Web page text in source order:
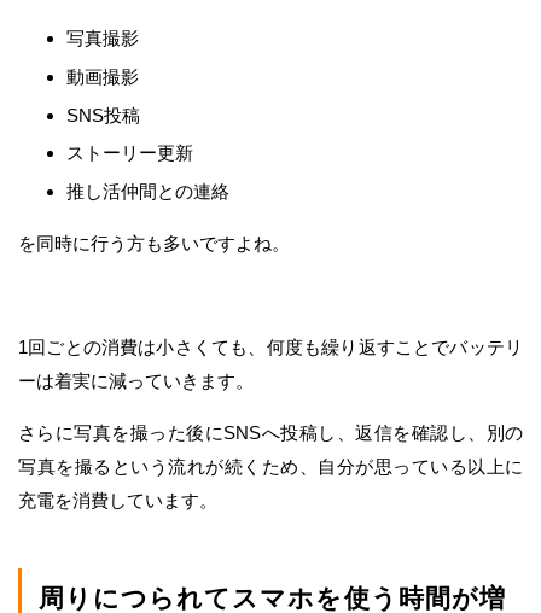
写真撮影
動画撮影
SNS投稿
ストーリー更新
推し活仲間との連絡
を同時に行う方も多いですよね。
1回ごとの消費は小さくても、何度も繰り返すことでバッテリ
ーは着実に減っていきます。
さらに写真を撮った後にSNSへ投稿し、返信を確認し、別の
写真を撮るという流れが続くため、自分が思っている以上に
充電を消費しています。
周りにつられてスマホを使う時間が増